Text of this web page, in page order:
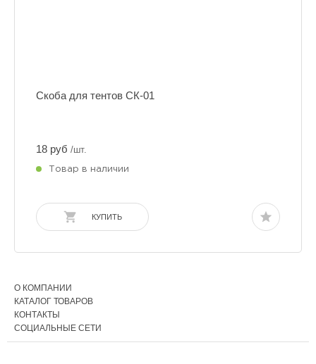
Скоба для тентов СК-01
18 руб /шт.
Товар в наличии
КУПИТЬ
О КОМПАНИИ
КАТАЛОГ ТОВАРОВ
КОНТАКТЫ
СОЦИАЛЬНЫЕ СЕТИ